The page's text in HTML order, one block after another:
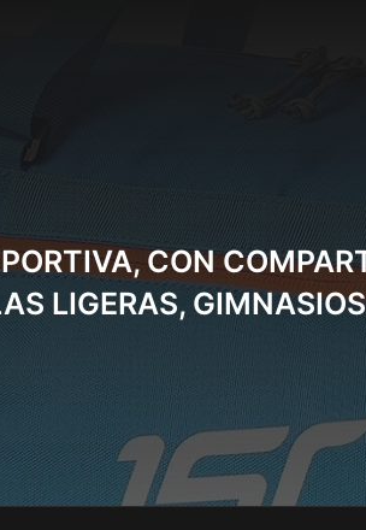
CON
LIGERAS,